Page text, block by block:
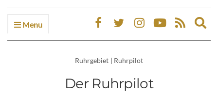
Menu
Ruhrgebiet | Ruhrpilot
Der Ruhrpilot